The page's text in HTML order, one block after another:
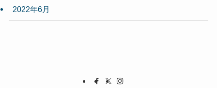
2022年6月